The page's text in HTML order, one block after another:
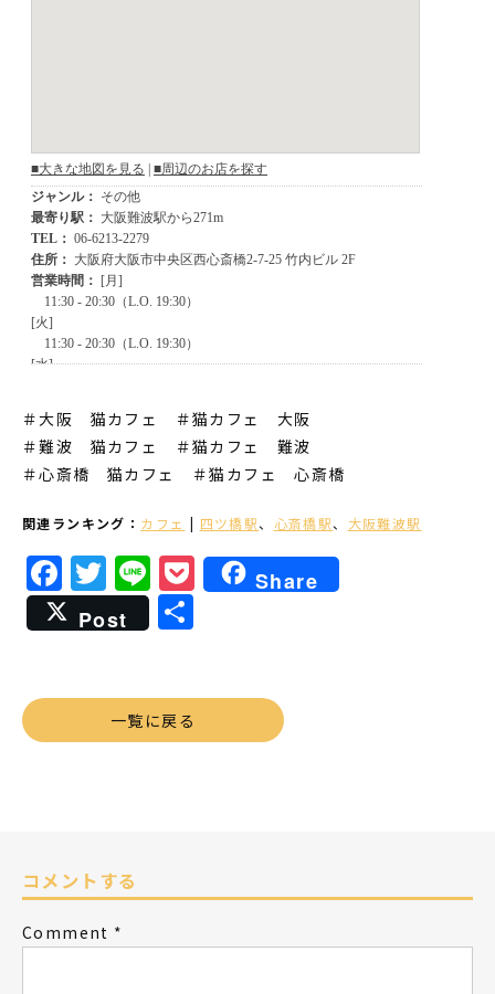
＃大阪 猫カフェ ＃猫カフェ 大阪
＃難波 猫カフェ
＃猫カフェ 難波
＃心斎橋 猫カフェ
＃猫カフェ 心斎橋
関連ランキング： カフェ | 四ツ橋駅、 心斎橋駅、 大阪難波駅
Facebook
Twitter
LinePocket
Share
Post
共
一覧に戻る
コメントする
Comment *